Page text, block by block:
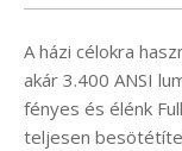
A házi célokra
akár 3.400 ANSI
fényes és élénk
teljesen